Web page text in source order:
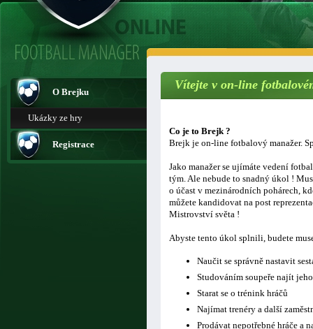
O Brejku
Ukázky ze hry
Registrace
Vítejte v on-line
Co je to Brejk ?
Brejk je on-line fotbalový manažer.
Jako manažer se ujímáte vedení
tým. Ale nebude to snadný úkol !
o účast v mezinárodních pohárech,
můžete kandidovat na post
Mistrovství světa !
Abyste tento úkol splnili, budete
Naučit se správně nastavit
Studováním soupeře najít
Starat se o trénink hráčů
Najímat trenéry a další
Prodávat nepotřebné hráče a